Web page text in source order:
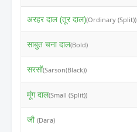
अरहर दाल (तूर दाल)(Ordinary (Split))
साबुत चना दाल(Bold)
सरसों(Sarson(Black))
मूंग दाल(Small (Split))
जौ (Dara)